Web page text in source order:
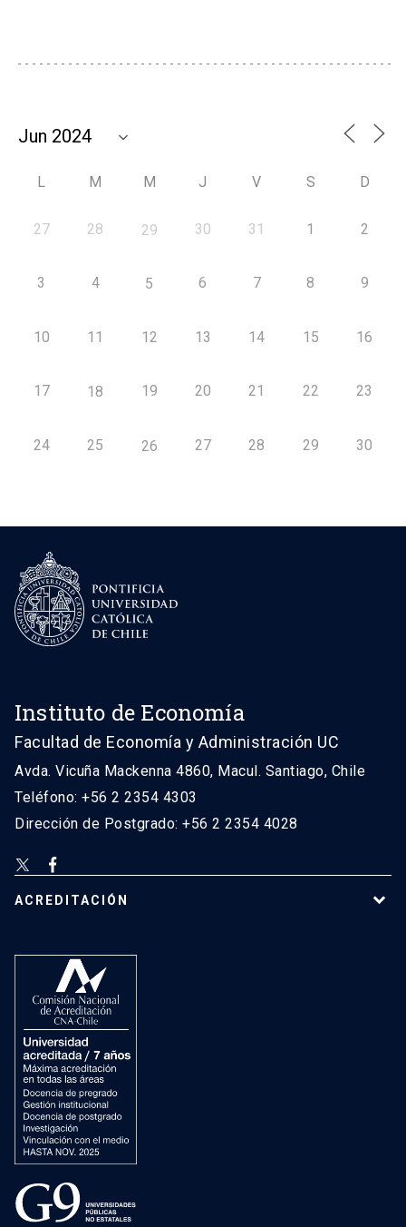
L M M J V S D
27 28 29 30 31 1 2
3 4 5 6 7 8 9
10 11 12 13 14 15 16
17 18 19 20 21 22 23
24 25 26 27 28 29 30
Instituto de Economía
Facultad de Economía y Administración UC
Avda. Vicuña Mackenna 4860, Macul. Santiago, Chile
Teléfono: +56 2 2354 4303
Dirección de Postgrado: +56 2 2354 4028
ACREDITACIÓN